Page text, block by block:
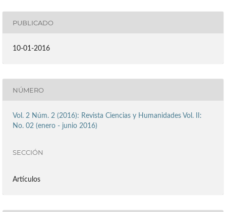
PUBLICADO
10-01-2016
NÚMERO
Vol. 2 Núm. 2 (2016): Revista Ciencias y Humanidades Vol. II:
No. 02 (enero - junio 2016)
SECCIÓN
Artículos